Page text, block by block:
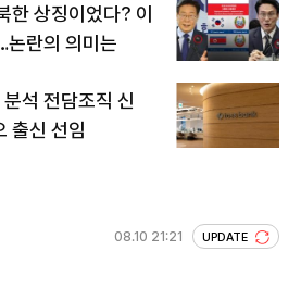
한 상징이었다? 이
논란의 의미는
석 전담조직 신
출신 선임
08.10 21:21 UPDATE